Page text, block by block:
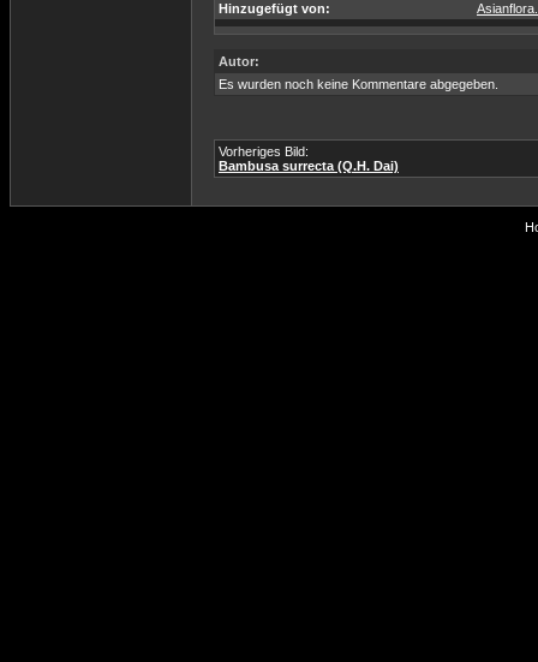
Hinzugefügt von:
Autor:
Es wurden noch keine Kommentare abgegeben.
Vorheriges Bild:
Bambusa surrecta (Q.H. Dai)